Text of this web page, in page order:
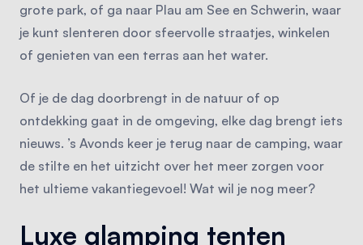
grote park, of ga naar Plau am See en Schwerin, waar
je kunt slenteren door sfeervolle straatjes, winkelen
of genieten van een terras aan het water.
Of je de dag doorbrengt in de natuur of op
ontdekking gaat in de omgeving, elke dag brengt iets
nieuws. ’s Avonds keer je terug naar de camping, waar
de stilte en het uitzicht over het meer zorgen voor
het ultieme vakantiegevoel! Wat wil je nog meer?
Luxe glamping tenten